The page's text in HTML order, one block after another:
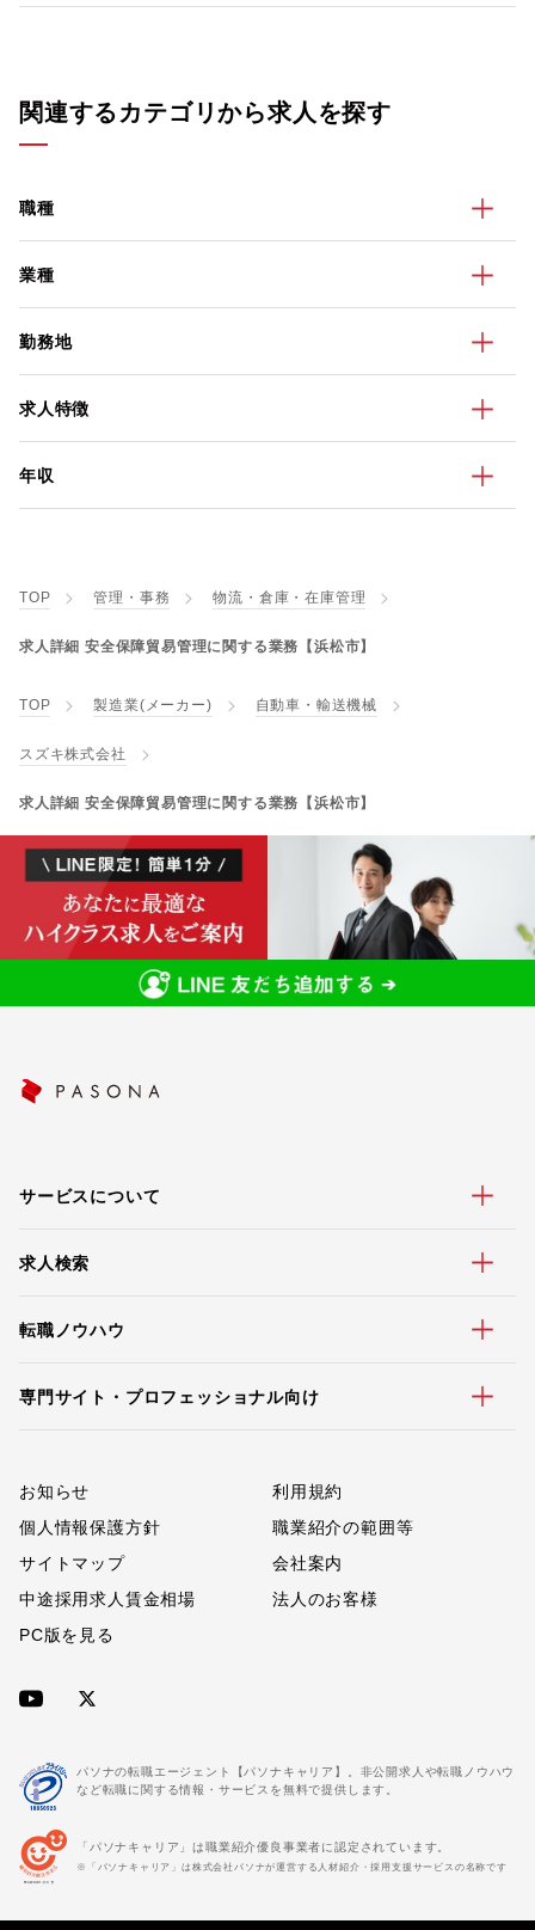
関連するカテゴリから求人を探す
職種
業種
勤務地
求人特徴
年収
TOP 管理・事務 物流・倉庫・在庫管理
求人詳細 安全保障貿易管理に関する業務【浜松市】
TOP 製造業(メーカー) 自動車・輸送機械
スズキ株式会社
求人詳細 安全保障貿易管理に関する業務【浜松市】
サービスについて
求人検索
転職ノウハウ
専門サイト・プロフェッショナル向け
お知らせ
利用規約
個人情報保護方針
職業紹介の範囲等
サイトマップ
会社案内
中途採用求人賃金相場
法人のお客様
PC版を見る
パソナの転職エージェント【パソナキャリア】。非公開求人や転職ノウハウ
など転職に関する情報・サービスを無料で提供します。
「パソナキャリア」は職業紹介優良事業者に認定されています。
※「パソナキャリア」は株式会社パソナが運営する人材紹介・採用支援サービスの名称です